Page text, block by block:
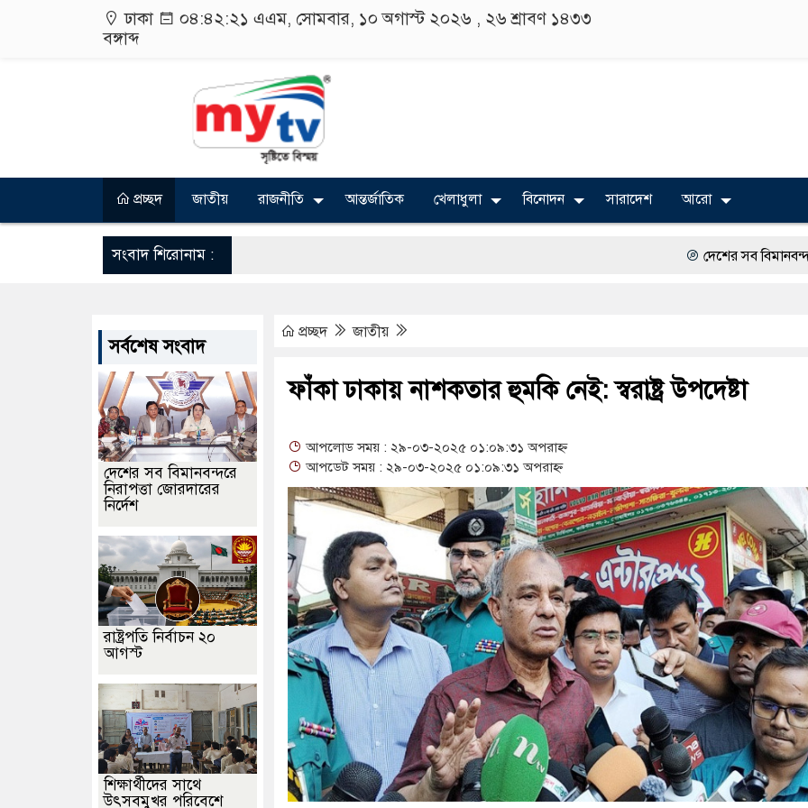
ঢাকা ০৪:৪২:২২ এএম, সোমবার, ১০ অগাস্ট ২০২৬ ,২৬ শ্রাবণ ১৪৩৩
বঙ্গাব্দ
প্রচ্ছদ জাতীয় রাজনীতি আন্তর্জাতিক খেলাধুলা বিনোদন সারাদেশ আরো
সংবাদ শিরোনাম : দেশের সব বিমানবন্দরে নিরাপত্তা
অত্যাচারের ছবি যেন আর
সারজিস-পাটোয়ারীসহ ১০ জনের
‘স্কুটি নাকি গোল্ড?’
১৫২২ পুলিশ সদস্যকে চাকরিতে
সার্ককে আরও গতিশীল করতে চায়
প্রধানমন্ত্রীর সঙ্গে নবনিযুক্ত
জামায়াত ফেরেশতাদের দল নয়,
প্রচ্ছদ জাতীয়
ফাঁকা ঢাকায় নাশকতার হুমকি নেই: স্বরাষ্ট্র উপদেষ্টা
আপলোড সময় : ২৯-০৩-২০২৫ ০১:০৯:৩১ অপরাহ্ন
আপডেট সময় : ২৯-০৩-২০২৫ ০১:০৯:৩১ অপরাহ্ন
সর্বশেষ সংবাদ
দেশের সব বিমানবন্দরে
নিরাপত্তা জোরদারের
নির্দেশ
রাষ্ট্রপতি নির্বাচন ২০
আগস্ট
শিক্ষার্থীদের সাথে
উৎসবমুখর পরিবেশে